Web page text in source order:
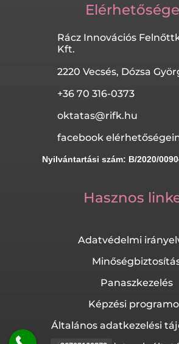
Rácz Innovációs
Kft.
2220 Vecsés, Dózsa
+36 70 316-0373
oktatas@rifk.hu
facebook
Nyilvántartási szám: B/2020/
Hasznos
Adatvédelmi
Panaszkezelés
Képzési
Általános adatkezelési